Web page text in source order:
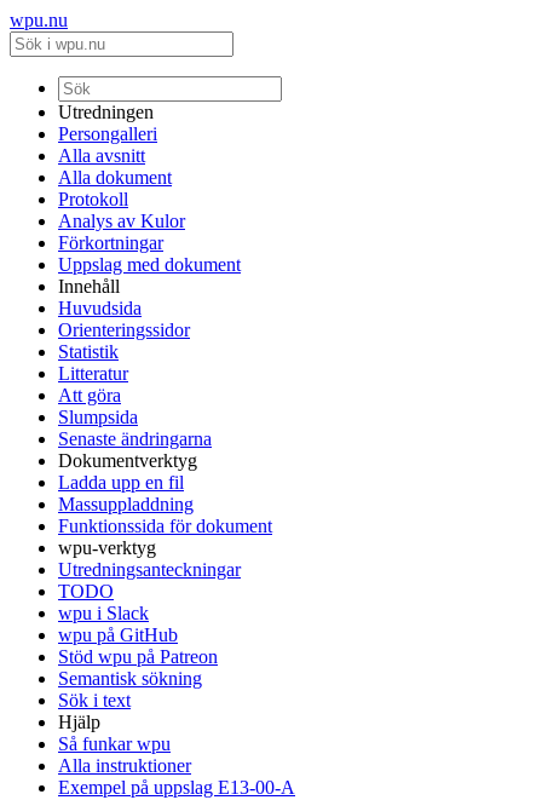
wpu.nu
Utredningen
Persongalleri
Alla avsnitt
Alla dokument
Protokoll
Analys av Kulor
Förkortningar
Uppslag med dokument
Innehåll
Huvudsida
Orienteringssidor
Statistik
Litteratur
Att göra
Slumpsida
Senaste ändringarna
Dokumentverktyg
Ladda upp en fil
Massuppladdning
Funktionssida för dokument
wpu-verktyg
Utredningsanteckningar
TODO
wpu i Slack
wpu på GitHub
Stöd wpu på Patreon
Semantisk sökning
Sök i text
Hjälp
Så funkar wpu
Alla instruktioner
Exempel på uppslag E13-00-A